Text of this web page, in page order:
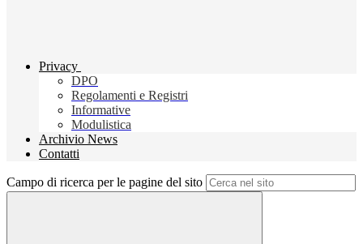
Privacy
DPO
Regolamenti e Registri
Informative
Modulistica
Archivio News
Contatti
Campo di ricerca per le pagine del sito